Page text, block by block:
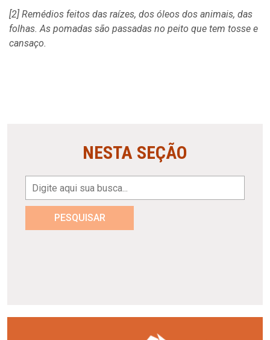
[2] Remédios feitos das raízes, dos óleos dos animais, das
folhas. As pomadas são passadas no peito que tem tosse e
cansaço.
NESTA SEÇÃO
PESQUISAR